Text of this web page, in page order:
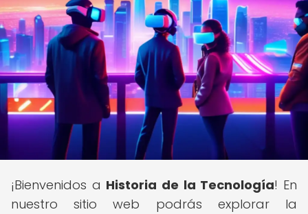
¡Bienvenidos a Historia de la Tecnología! En
nuestro sitio web podrás explorar la